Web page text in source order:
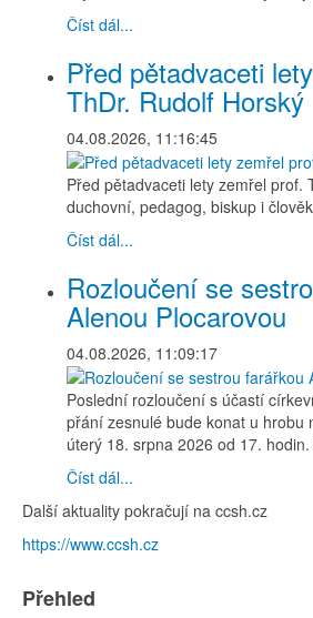
Číst dál...
Před pětadvaceti
ThDr. Rudolf Horský
04.08.2026, 11:16:45
Před pětadvaceti lety zemřel prof.
duchovní, pedagog, biskup i
Číst dál...
Rozloučení se
Alenou Plocarovou
04.08.2026, 11:09:17
Poslední rozloučení s účastí
přání zesnulé bude konat u hrobu
úterý 18. srpna 2026 od 17.
Číst dál...
Další aktuality pokračují na ccsh.cz
https://www.ccsh.cz
Přehled